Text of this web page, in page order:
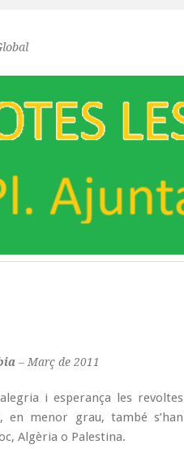
– Març de 2011
i esperança les revoltes
menor grau, també s’han
Algèria o Palestina.